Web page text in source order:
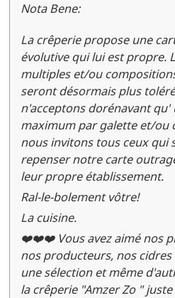
Nota Bene:
La crêperie propose une
évolutive qui lui est propre.
multiples et/ou
seront désormais plus
n'acceptons dorénavant
maximum par galette et/ou
nous invitons tous ceux qui
repenser notre carte
leur propre établissement.
Ral-le-bolement vôtre!
La cuisine.
❤️❤️❤️ Vous avez aimé nos
nos producteurs, nos cidres
une sélection et même
la crêperie "Amzer Zo "